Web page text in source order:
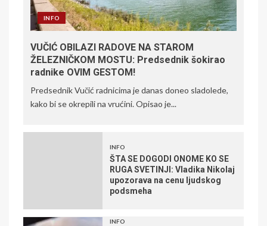
INFO
VUČIĆ OBILAZI RADOVE NA STAROM
ŽELEZNIČKOM MOSTU: Predsednik šokirao
radnike OVIM GESTOM!
Predsednik Vučić radnicima je danas doneo sladolede,
kako bi se okrepili na vrućini. Opisao je...
INFO
ŠTA SE DOGODI ONOME KO SE
RUGA SVETINJI: Vladika Nikolaj
upozorava na cenu ljudskog
podsmeha
INFO